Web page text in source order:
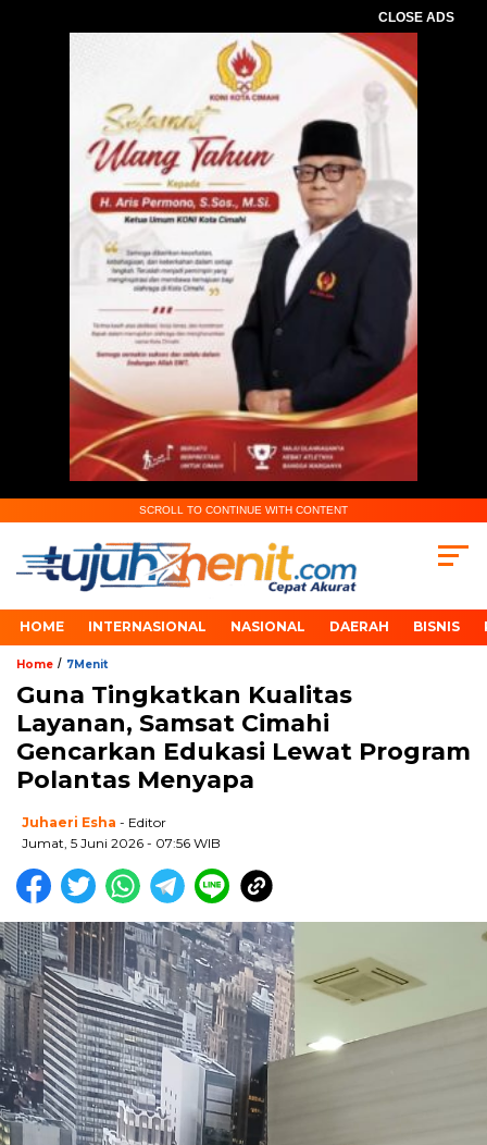
CLOSE ADS
SCROLL TO CONTINUE WITH CONTENT
HOME INTERNASIONAL NASIONAL DAERAH BISNIS
Home / 7Menit
Guna Tingkatkan Kualitas
Layanan, Samsat Cimahi
Gencarkan Edukasi Lewat Program
Polantas Menyapa
Juhaeri Esha - Editor
Jumat, 5 Juni 2026 - 07:56 WIB